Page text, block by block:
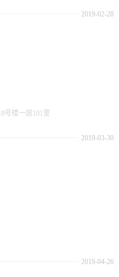
2019-02-28
号楼一层101室
2019-03-30
2019-04-26